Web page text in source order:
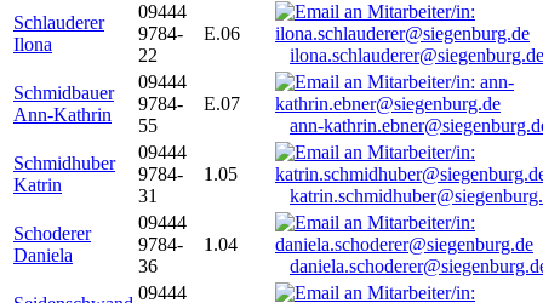
Schlauderer
Ilona
09444
9784-
22
E.06
ilona.schlauderer@siegenburg.de
Schmidbauer
Ann-Kathrin
09444
9784-
55
E.07
ann-
Schmidhuber
Katrin
09444
9784-
31
1.05
Schoderer
Daniela
09444
9784-
36
1.04
09444